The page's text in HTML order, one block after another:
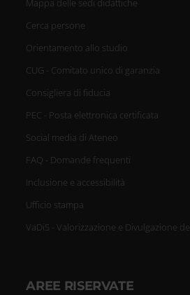
Mappa delle sedi didattiche
Cerca persone
Orientamento allo studio
CUG - Comitato unico di garanzia
Consigliera di fiducia
PEC - Posta elettronica certificata
Social media di Ateneo
FAQ - Domande frequenti
Inclusione e accessibilità
Ufficio stampa
VaDiS - Valorizzazione e Divulgazione
AREE RISERVATE